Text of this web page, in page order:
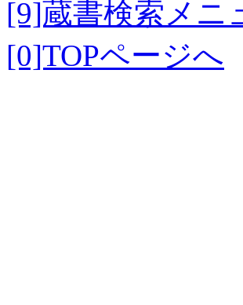
[9]蔵書検索メニ
[0]TOPページへ